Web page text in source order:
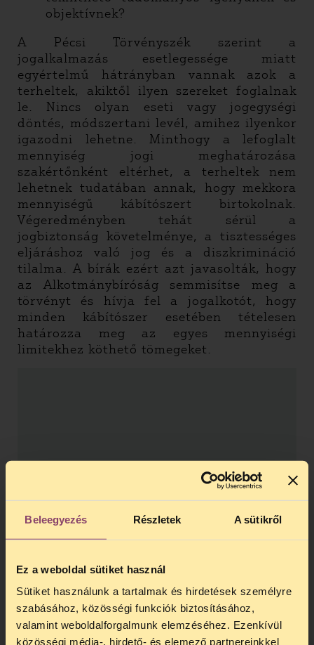
Beleegyezés Részletek A sütikről
Ez a weboldal sütiket használ
Sütiket használunk a tartalmak és hirdetések személyre
szabásához, közösségi funkciók biztosításához,
valamint weboldalforgalmunk elemzéséhez. Ezenkívül
közösségi média-, hirdető- és elemező partnereinkkel
objektívnek?
A Pécsi Törvényszék szerint a
jogalkalmazás esetlegessége miatt
egyértelmű hátrányban vannak azok a
terheltek, akiktől ilyen szereket foglalnak
le. Nincs olyan eseti vagy jogegységi
döntés, módszertani levél, amihez ilyenkor
igazodni lehetne. Minthogy a lefoglalt
mennyiség jogi meghatározása
szakértőnként eltérhet, a terheltek nem
lehetnek tudatában annak, hogy mekkora
mennyiségű kábítószert birtokolnak.
Végeredményben tehát sérül a
jogbiztonság követelménye, a tisztességes
eljáráshoz való jog és a diszkrimináció
tilalma. A bírák ezért azt javasolták, hogy
az Alkotmánybíróság semmisítse meg a
törvényt és hívja fel a jogalkotót, hogy
minden kábítószer esetében tételesen
határozza meg az egyes mennyiségi
limitekhez köthető tömegeket.